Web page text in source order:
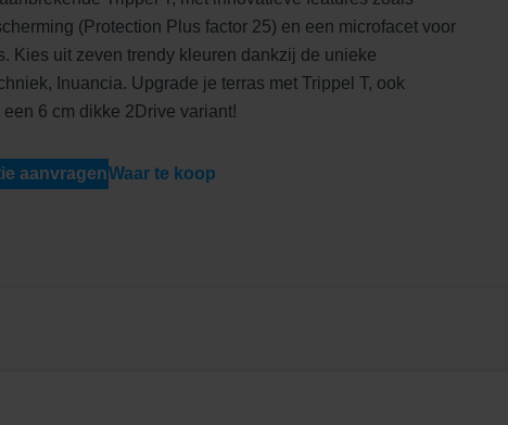
(Protection Plus factor 25) en een microfacet voor
Kies uit zeven trendy kleuren dankzij de unieke
Inuancia. Upgrade je terras met Trippel T, ook
6 cm dikke 2Drive variant!
aanvragenWaar te koop